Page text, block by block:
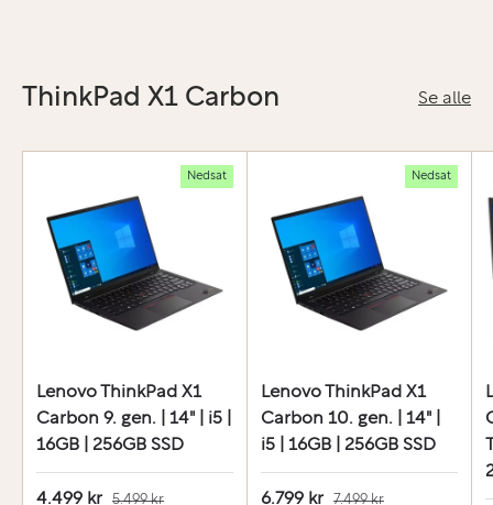
ThinkPad X1 Carbon Se alle
Nedsat
Lenovo ThinkPad X1
Carbon 9. gen. | 14" | i5 |
16GB | 256GB SSD
4.499 kr 5.499 kr
Nedsat
Lenovo ThinkPad X1
Carbon 10. gen. | 14" |
i5 | 16GB | 256GB SSD
6.799 kr 7.499 kr